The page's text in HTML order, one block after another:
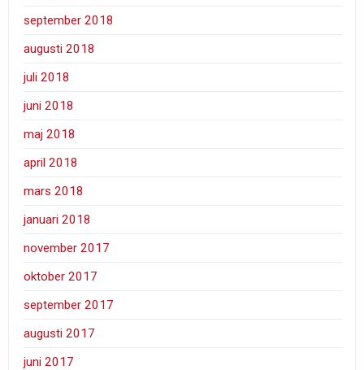
september 2018
augusti 2018
juli 2018
juni 2018
maj 2018
april 2018
mars 2018
januari 2018
november 2017
oktober 2017
september 2017
augusti 2017
juni 2017